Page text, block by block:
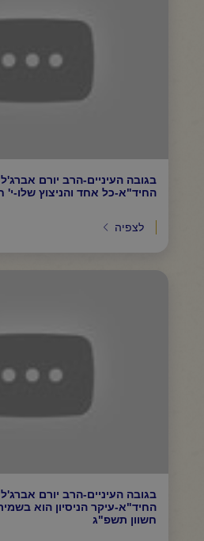
בגובה העיניים-הרב יורם
החיד"א-כל אחד והניצוץ שלו-י'
לצפיה
בגובה העיניים-הרב יורם
החיד"א-עיקר הניסיון הוא
חשוון תשפ"ג